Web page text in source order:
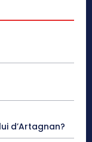
d’Artagnan?